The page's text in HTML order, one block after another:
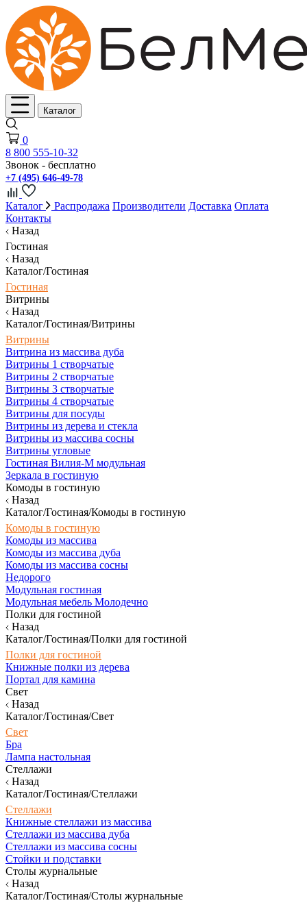
Каталог
0
8 800 555-10-32
Звонок - бесплатно
+7 (495) 646-49-78
Каталог Распродажа Производители Доставка Оплата
Контакты
Назад
Гостиная
Назад
Каталог/Гостиная
Гостиная
Витрины
Назад
Каталог/Гостиная/Витрины
Витрины
Витрина из массива дуба
Витрины 1 створчатые
Витрины 2 створчатые
Витрины 3 створчатые
Витрины 4 створчатые
Витрины для посуды
Витрины из дерева и стекла
Витрины из массива сосны
Витрины угловые
Гостиная Вилия-М модульная
Зеркала в гостиную
Комоды в гостиную
Назад
Каталог/Гостиная/Комоды в гостиную
Комоды в гостиную
Комоды из массива
Комоды из массива дуба
Комоды из массива сосны
Недорого
Модульная гостиная
Модульная мебель Молодечно
Полки для гостиной
Назад
Каталог/Гостиная/Полки для гостиной
Полки для гостиной
Книжные полки из дерева
Портал для камина
Свет
Назад
Каталог/Гостиная/Свет
Свет
Бра
Лампа настольная
Стеллажи
Назад
Каталог/Гостиная/Стеллажи
Стеллажи
Книжные стеллажи из массива
Стеллажи из массива дуба
Стеллажи из массива сосны
Стойки и подставки
Столы журнальные
Назад
Каталог/Гостиная/Столы журнальные